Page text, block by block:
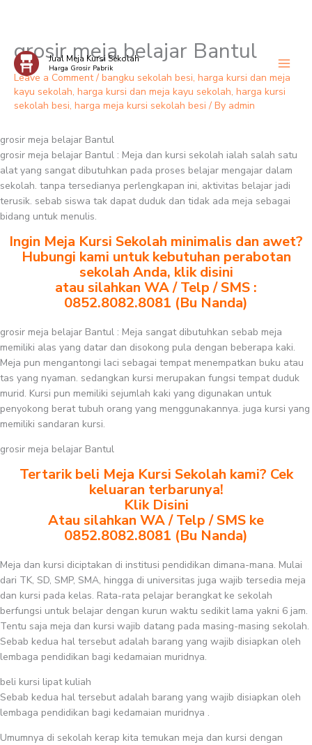
Skip
content
Jual Meja Kursi Sekolah
Harga Grosir Pabrik
grosir meja belajar Bantul
Leave a Comment / bangku sekolah besi, harga kursi dan meja
kayu sekolah, harga kursi dan meja kayu sekolah, harga kursi
sekolah besi, harga meja kursi sekolah besi / By admin
grosir meja belajar Bantul
grosir meja belajar Bantul : Meja dan kursi sekolah ialah salah satu
alat yang sangat dibutuhkan pada proses belajar mengajar dalam
sekolah. tanpa tersedianya perlengkapan ini, aktivitas belajar jadi
terusik. sebab siswa tak dapat duduk dan tidak ada meja sebagai
bidang untuk menulis.
Ingin Meja Kursi Sekolah minimalis dan awet?
Hubungi kami untuk kebutuhan perabotan
sekolah Anda, klik disini
atau silahkan WA / Telp / SMS :
0852.8082.8081 (Bu Nanda)
grosir meja belajar Bantul : Meja sangat dibutuhkan sebab meja
memiliki alas yang datar dan disokong pula dengan beberapa kaki.
Meja pun mengantongi laci sebagai tempat menempatkan buku atau
tas yang nyaman. sedangkan kursi merupakan fungsi tempat duduk
murid. Kursi pun memiliki sejumlah kaki yang digunakan untuk
penyokong berat tubuh orang yang menggunakannya. juga kursi yang
memiliki sandaran kursi.
grosir meja belajar Bantul
Tertarik beli Meja Kursi Sekolah kami? Cek
keluaran terbarunya!
Klik Disini
Atau silahkan WA / Telp / SMS ke
0852.8082.8081 (Bu Nanda)
Meja dan kursi diciptakan di institusi pendidikan dimana-mana. Mulai
dari TK, SD, SMP, SMA, hingga di universitas juga wajib tersedia meja
dan kursi pada kelas. Rata-rata pelajar berangkat ke sekolah
berfungsi untuk belajar dengan kurun waktu sedikit lama yakni 6 jam.
Tentu saja meja dan kursi wajib datang pada masing-masing sekolah.
Sebab kedua hal tersebut adalah barang yang wajib disiapkan oleh
lembaga pendidikan bagi kedamaian muridnya.
beli kursi lipat kuliah
Sebab kedua hal tersebut adalah barang yang wajib disiapkan oleh
lembaga pendidikan bagi kedamaian muridnya .
Umumnya di sekolah kerap kita temukan meja dan kursi dengan